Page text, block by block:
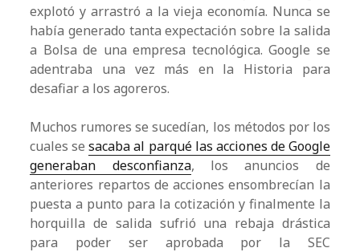
explotó y arrastró a la vieja economía. Nunca se
había generado tanta expectación sobre la salida
a Bolsa de una empresa tecnológica. Google se
adentraba una vez más en la Historia para
desafiar a los agoreros.
Muchos rumores se sucedían, los métodos por los
cuales sesacaba al parqué las acciones de Google
generaban desconfianza, los anuncios de
anteriores repartos de acciones ensombrecían la
puesta a punto para la cotización y finalmente la
horquilla de salida sufrió una rebaja drástica
para poder ser aprobada por la SEC